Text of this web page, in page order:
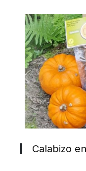
Calabizo